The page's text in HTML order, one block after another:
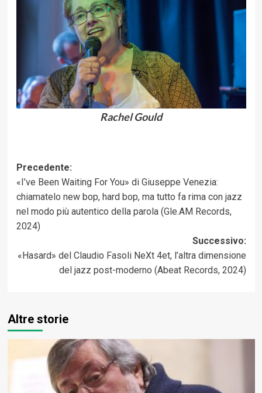
Rachel Gould
Navigazione
articolo
Precedente:
«I’ve Been Waiting For You» di Giuseppe Venezia:
chiamatelo new bop, hard bop, ma tutto fa rima con jazz
nel modo più autentico della parola (Gle.AM Records,
2024)
Successivo:
«Hasard» del Claudio Fasoli NeXt 4et, l’altra dimensione
del jazz post-moderno (Abeat Records, 2024)
Altre storie